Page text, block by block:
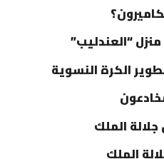
“العندليب”
الكرة النسوية
الملك
الملك